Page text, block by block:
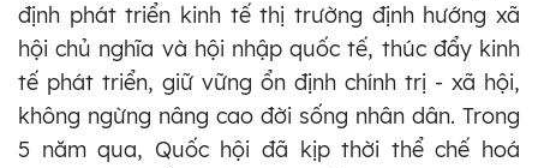
định phát triển kinh tế thị trường định hướng xã
hội chủ nghĩa và hội nhập quốc tế, thúc đẩy kinh
tế phát triển, giữ vững ổn định chính trị - xã hội,
không ngừng nâng cao đời sống nhân dân. Trong
5 năm qua, Quốc hội đã kịp thời thể chế hoá